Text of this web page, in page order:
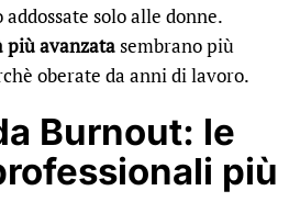
solo alle donne.
più avanzatasembrano più
oberate da anni di lavoro.
Burnout: le
più